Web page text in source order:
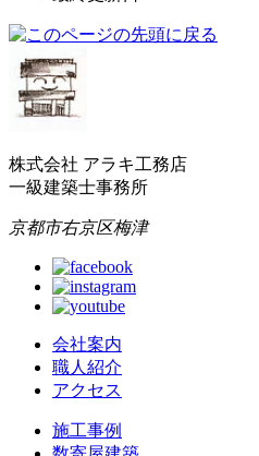
株式会社 アラキ工務店
一級建築士事務所
京都市右京区梅津
会社案内
職人紹介
アクセス
施工事例